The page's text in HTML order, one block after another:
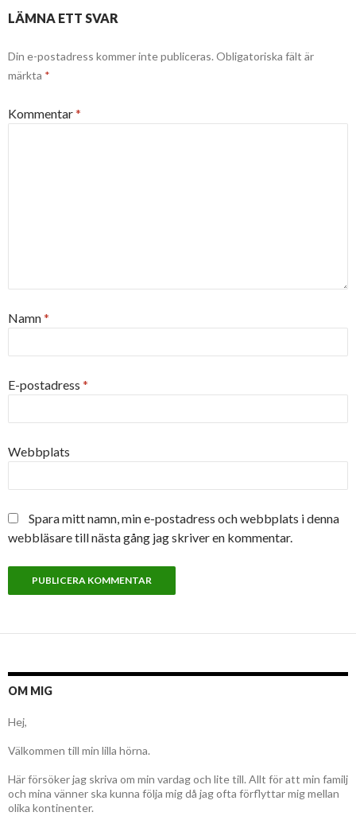
LÄMNA ETT SVAR
Din e-postadress kommer inte publiceras. Obligatoriska fält är
märkta *
Kommentar*
Namn*
E-postadress *
Webbplats
Spara mitt namn, min e-postadress och webbplats i denna
webbläsare till nästa gång jag skriver en kommentar.
OM MIG
Hej,
Välkommen till min lilla hörna.
Här försöker jag skriva om min vardag och lite till. Allt för att min familj
och mina vänner ska kunna följa mig då jag ofta förflyttar mig mellan
olika kontinenter.